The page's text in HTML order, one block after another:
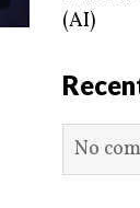
(AI)
No